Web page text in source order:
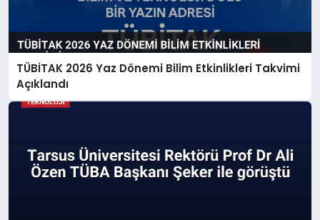
TÜBİTAK 2026 Yaz Dönemi Bilim Etkinlikleri Takvimi
Açıklandı